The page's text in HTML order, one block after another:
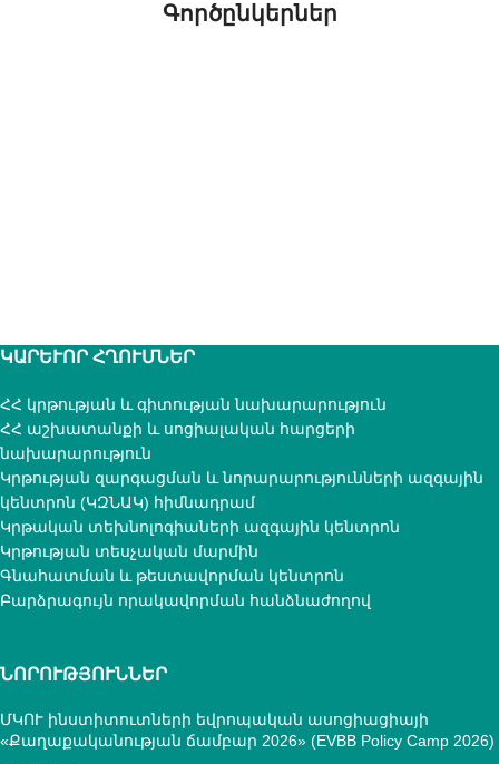
Գործընկերներ
ԿԱՐԵՒՈՐ ՀՂՈՒՄՆԵՐ
ՀՀ կրթության և գիտության նախարարություն
ՀՀ աշխատանքի և սոցիալական հարցերի
նախարարություն
Կրթության զարգացման և նորարարությունների ազգային
կենտրոն (ԿԶՆԱԿ) հիմնադրամ
Կրթական տեխնոլոգիաների ազգային կենտրոն
Կրթության տեսչական մարմին
Գնահատման և թեստավորման կենտրոն
Բարձրագույն որակավորման հանձնաժողով
ՆՈՐՈՒԹՅՈՒՆՆԵՐ
ՄԿՈՒ ինստիտուտների եվրոպական ասոցիացիայի
«Քաղաքականության ճամբար 2026» (EVBB Policy Camp 2026)